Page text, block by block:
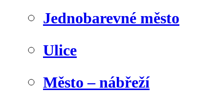
Jednobarevné město
Ulice
Město – nábřeží